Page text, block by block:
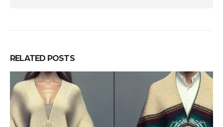
RELATED POSTS